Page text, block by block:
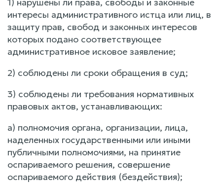
интересы административного истца или лиц, в
защиту прав, свобод и законных интересов
которых подано соответствующее
административное исковое заявление;
2) соблюдены ли сроки обращения в суд;
3) соблюдены ли требования нормативных
правовых актов, устанавливающих:
а) полномочия органа, организации, лица,
наделенных государственными или иными
публичными полномочиями, на принятие
оспариваемого решения, совершение
оспариваемого действия (бездействия);